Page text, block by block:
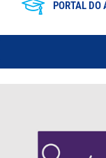
PORTAL DO